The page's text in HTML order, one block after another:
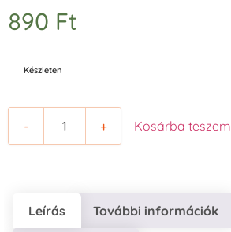
890 Ft
Készleten
- + Kosárba teszem
Leírás További információk